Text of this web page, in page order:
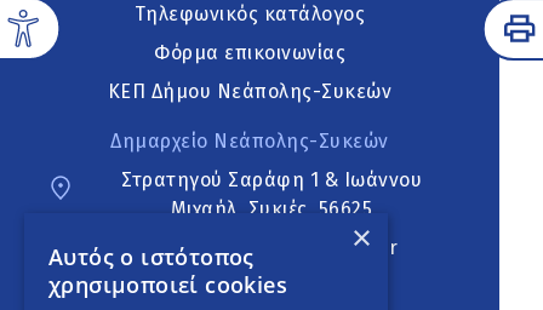
Τηλεφωνικός κατάλογος
Φόρμα επικοινωνίας
ΚΕΠ Δήμου Νεάπολης-Συκεών
Δημαρχείο Νεάπολης-Συκεών
Στρατηγού Σαράφη 1 & Ιωάννου
Μιχαήλ, Συκιές, 56625
neapoli.sykies@ddt.gov.gr
Ακολουθήστε
×
Αυτός ο ιστότοπος
χρησιμοποιεί cookies